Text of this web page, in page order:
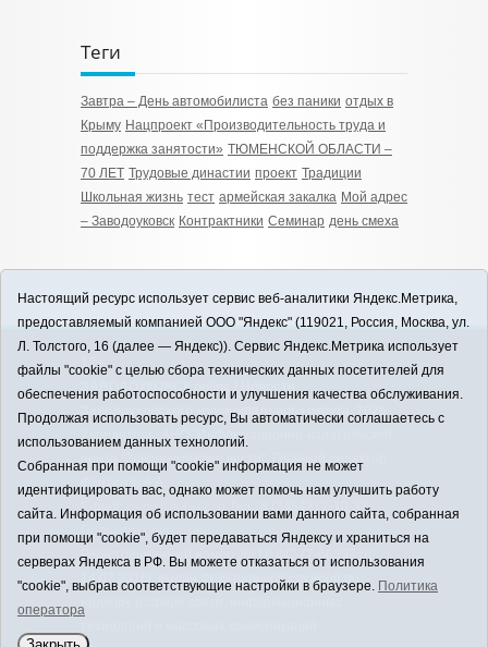
Теги
Завтра – День автомобилиста без паники отдых в
Крыму Нацпроект «Производительность труда и
поддержка занятости» ТЮМЕНСКОЙ ОБЛАСТИ –
70 ЛЕТ Трудовые династии проект Традиции
Школьная жизнь тест армейская закалка Мой адрес
– Заводоуковск Контрактники Семинар день смеха
12+
ЗАВОДОУКОВСК online / Новости
Заводоуковского муниципального округа, 2026
Учредитель: АНО "Информационно-издательский
центр "Заводоуковские вести". Главный редактор:
E-mail:
zavest@obl72.ru
Тел.: 8 (34542) 2-10-33
Политика оператора
Регистрационный номер Эл № ФС 77-66397 от
14.07.2016г. выдан Федеральной службой по
Настоящий ресурс использует сервис веб-аналитики Яндекс.Метрика,
предоставляемый компанией ООО "Яндекс" (119021, Россия, Москва, ул.
Л. Толстого, 16 (далее — Яндекс)). Сервис Яндекс.Метрика использует
файлы "cookie" с целью сбора технических данных посетителей для
обеспечения работоспособности и улучшения качества обслуживания.
Продолжая использовать ресурс, Вы автоматически соглашаетесь с
использованием данных технологий.
Собранная при помощи "cookie" информация не может
идентифицировать вас, однако может помочь нам улучшить работу
сайта. Информация об использовании вами данного сайта, собранная
при помощи "cookie", будет передаваться Яндексу и храниться на
серверах Яндекса в РФ. Вы можете отказаться от использования
"cookie", выбрав соответствующие настройки в браузере. Политика
оператора